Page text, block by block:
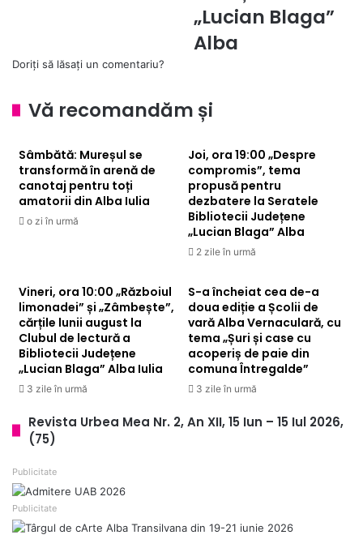
Blaga”
Alba
„Lucian Blaga”
Alba
Doriți să lăsați un comentariu?
Vă recomandăm și
Sâmbătă: Mureșul se
transformă în arenă de
canotaj pentru toți
amatorii din Alba Iulia
o zi în urmă
Joi, ora 19:00 „Despre
compromis”, tema
propusă pentru
dezbatere la Seratele
Bibliotecii Județene
„Lucian Blaga” Alba
2 zile în urmă
Vineri, ora 10:00 „Războiul
limonadei” și „Zâmbește”,
cărțile lunii august la
Clubul de lectură a
Bibliotecii Județene
„Lucian Blaga” Alba Iulia
3 zile în urmă
S-a încheiat cea de-a
doua ediție a Școlii de
vară Alba Vernaculară, cu
tema „Șuri și case cu
acoperiș de paie din
comuna Întregalde”
3 zile în urmă
Revista Urbea Mea Nr. 2, An XII, 15 Iun – 15 Iul 2026,
(75)
Publicitate
Publicitate